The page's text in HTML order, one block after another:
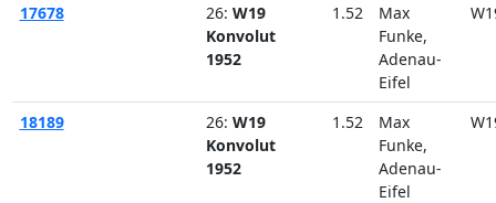
17678 26: W19
Konvolut
1952
1.52
Max
Funke,
Adenau-
Eifel
18189 26: W19
Konvolut
1952
1.52
Max
Funke,
Adenau-
Eifel